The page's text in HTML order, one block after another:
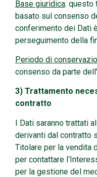
Base giuridica: questo
basato sul consenso
conferimento dei Dati
perseguimento della
Periodo di
consenso da parte
3) Trattamento
contratto
I Dati saranno trattati
derivanti dal contratto
Titolare per la vendita
per contattare
per la gestione del